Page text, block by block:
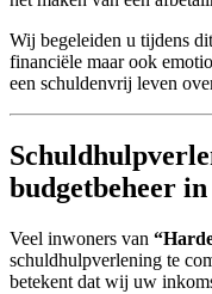
Wij begeleiden u tijdens
financiële maar ook
een schuldenvrij leven
budgetbeheer
Veel inwoners van
schuldhulpverlening te
betekent dat wij uw